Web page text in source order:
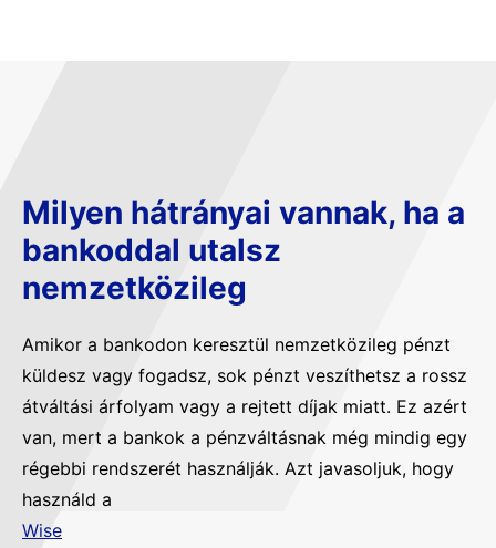
Milyen hátrányai vannak, ha a
bankoddal utalsz
nemzetközileg
Amikor a bankodon keresztül nemzetközileg pénzt
küldesz vagy fogadsz, sok pénzt veszíthetsz a rossz
átváltási árfolyam vagy a rejtett díjak miatt. Ez azért
van, mert a bankok a pénzváltásnak még mindig egy
régebbi rendszerét használják. Azt javasoljuk, hogy
használd a
Wise